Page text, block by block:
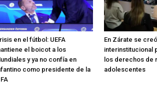
en el fútbol: UEFA
el boicot a los
y ya no confía en
como presidente de la
En Zárate se
interinstitucional
los derechos de
adolescentes